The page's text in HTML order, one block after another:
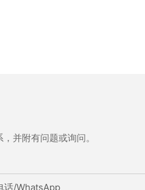
并附有问题或询问。
话/WhatsApp